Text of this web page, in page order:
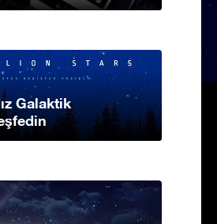
Galaktik